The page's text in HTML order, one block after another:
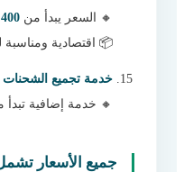
🔸 السعر يبدأ من 400 إلى 700 ريال حسب الحجم
📦 اقتصادية
خدمة تجميع
🔸 خدمة إضافية تبدأ
جميع الأسعار